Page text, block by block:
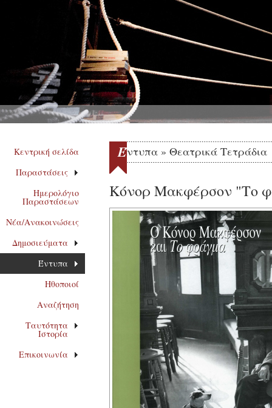
Κεντρική σελίδα
Παραστάσεις
Ημερολόγιο
Παραστάσεων
Νέα/Ανακοινώσεις
Δημοσιεύματα
Έντυπα
Ηθοποιοί
Αναζήτηση
Ταυτότητα
Ιστορία
Επικοινωνία
Έντυπα » Θεατρικά Τετράδια
Κόνορ Μακφέρσον "Το